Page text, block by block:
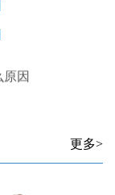
更多>